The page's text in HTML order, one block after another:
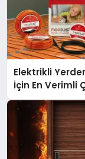
Elektrikli
İçin En Verimli